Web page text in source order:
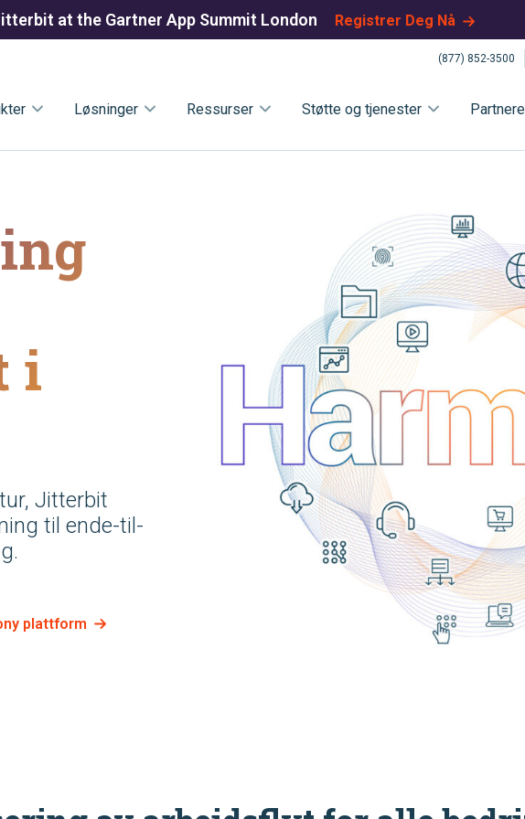
(877) 852-3500
Løsninger Ressurser Støtte og tjenester Partnere
at the Gartner App Summit London Registrer Deg Nå
i
Jitterbit
til ende-til-
plattform